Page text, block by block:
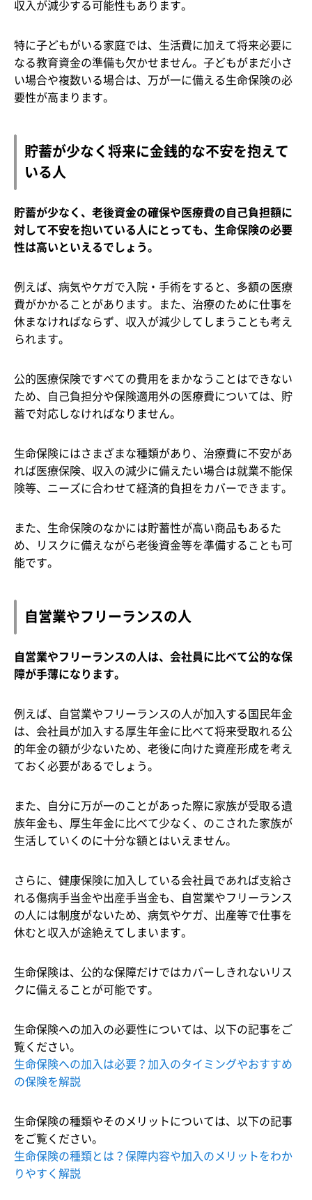
収入が減少する可能性もあります。
特に子どもがいる家庭では、生活費に加えて将来必要に
なる教育資金の準備も欠かせません。子どもがまだ小さ
い場合や複数いる場合は、万が一に備える生命保険の必
要性が高まります。
貯蓄が少なく将来に金銭的な不安を抱えて
いる人
貯蓄が少なく、老後資金の確保や医療費の自己負担額に
対して不安を抱いている人にとっても、生命保険の必要
性は高いといえるでしょう。
例えば、病気やケガで入院・手術をすると、多額の医療
費がかかることがあります。また、治療のために仕事を
休まなければならず、収入が減少してしまうことも考え
られます。
公的医療保険ですべての費用をまかなうことはできない
ため、自己負担分や保険適用外の医療費については、貯
蓄で対応しなければなりません。
生命保険にはさまざまな種類があり、治療費に不安があ
れば医療保険、収入の減少に備えたい場合は就業不能保
険等、ニーズに合わせて経済的負担をカバーできます。
また、生命保険のなかには貯蓄性が高い商品もあるた
め、リスクに備えながら老後資金等を準備することも可
能です。
自営業やフリーランスの人
自営業やフリーランスの人は、会社員に比べて公的な保
障が手薄になります。
例えば、自営業やフリーランスの人が加入する国民年金
は、会社員が加入する厚生年金に比べて将来受取れる公
的年金の額が少ないため、老後に向けた資産形成を考え
ておく必要があるでしょう。
また、自分に万が一のことがあった際に家族が受取る遺
族年金も、厚生年金に比べて少なく、のこされた家族が
生活していくのに十分な額とはいえません。
さらに、健康保険に加入している会社員であれば支給さ
れる傷病手当金や出産手当金も、自営業やフリーランス
の人には制度がないため、病気やケガ、出産等で仕事を
休むと収入が途絶えてしまいます。
生命保険は、公的な保障だけではカバーしきれないリス
クに備えることが可能です。
生命保険への加入の必要性については、以下の記事をご
覧ください。
生命保険への加入は必要？加入のタイミングやおすすめ
の保険を解説
生命保険の種類やそのメリットについては、以下の記事
をご覧ください。
生命保険の種類とは？保障内容や加入のメリットをわか
りやすく解説